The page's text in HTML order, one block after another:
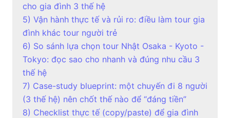
cho gia đình 3 thế hệ
5) Vận hành thực tế và rủi ro: điều làm tour gia
đình khác tour người trẻ
6) So sánh lựa chọn tour Nhật Osaka - Kyoto -
Tokyo: đọc sao cho nhanh và đúng nhu cầu 3
thế hệ
7) Case-study blueprint: một chuyến đi 8 người
(3 thế hệ) nên chốt thế nào để “đáng tiền”
8) Checklist thực tế (copy/paste) để gia đình